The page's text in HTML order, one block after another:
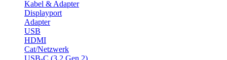
Kabel & Adapter
Displayport
Adapter
USB
HDMI
Cat/Netzwerk
USB-C (3.2 Gen 2)